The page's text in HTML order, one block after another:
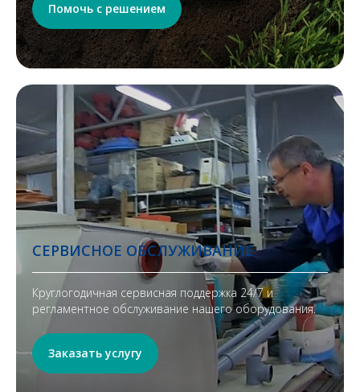
Помочь с решением
СЕРВИСНОЕ ОБСЛУЖИВАНИЕ
Круглогодичная сервисная поддержка 24/7 и
регламентное обслуживание нашего оборудования.
Заказать услугу